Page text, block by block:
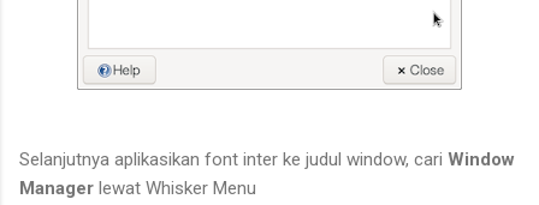
Selanjutnya aplikasikan font inter ke judul window, cari Window
Manager lewat Whisker Menu